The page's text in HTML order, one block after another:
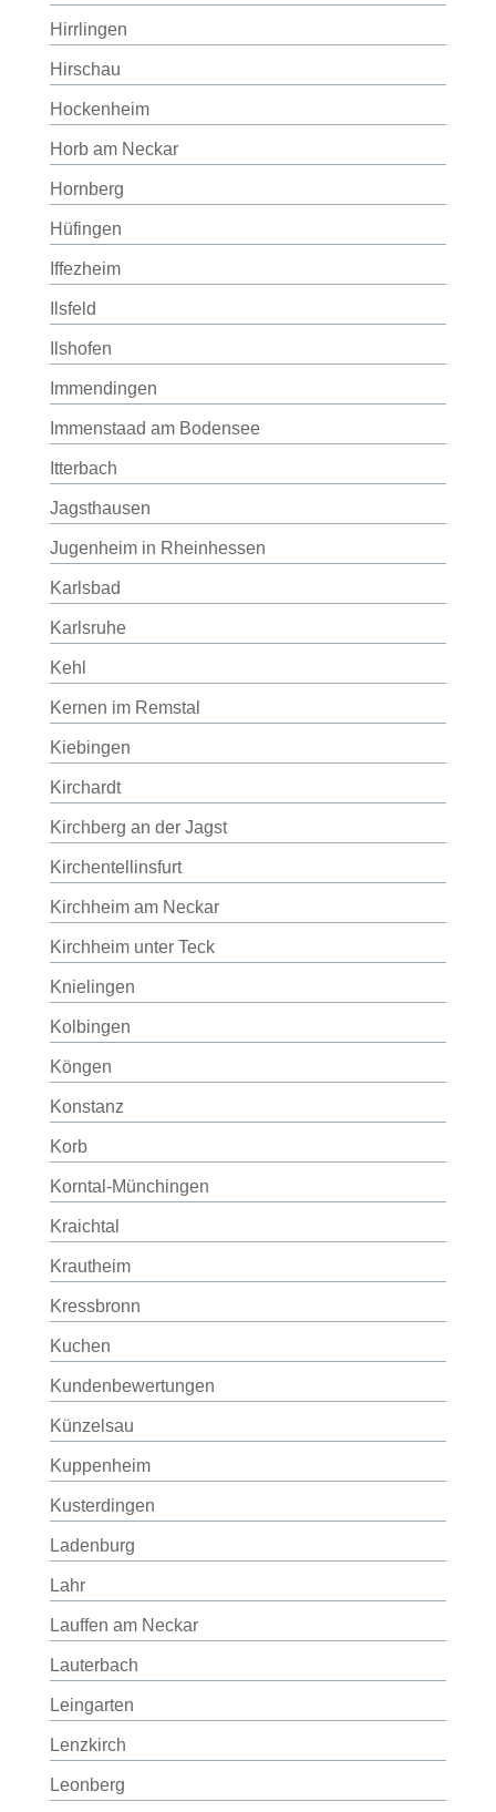
Hirrlingen
Hirschau
Hockenheim
Horb am Neckar
Hornberg
Hüfingen
Iffezheim
Ilsfeld
Ilshofen
Immendingen
Immenstaad am Bodensee
Itterbach
Jagsthausen
Jugenheim in Rheinhessen
Karlsbad
Karlsruhe
Kehl
Kernen im Remstal
Kiebingen
Kirchardt
Kirchberg an der Jagst
Kirchentellinsfurt
Kirchheim am Neckar
Kirchheim unter Teck
Knielingen
Kolbingen
Köngen
Konstanz
Korb
Korntal-Münchingen
Kraichtal
Krautheim
Kressbronn
Kuchen
Kundenbewertungen
Künzelsau
Kuppenheim
Kusterdingen
Ladenburg
Lahr
Lauffen am Neckar
Lauterbach
Leingarten
Lenzkirch
Leonberg